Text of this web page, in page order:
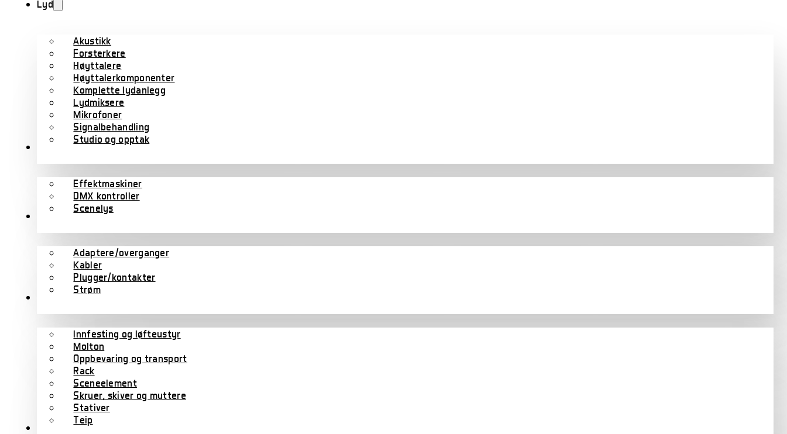
Lyd
Akustikk
Forsterkere
Høyttalere
Høyttalerkomponenter
Komplette lydanlegg
Lydmiksere
Mikrofoner
Signalbehandling
Studio og opptak
Effektmaskiner
DMX kontroller
Scenelys
Adaptere/overganger
Kabler
Plugger/kontakter
Strøm
Scene/rigg
Innfesting og løfteustyr
Molton
Oppbevaring og transport
Rack
Sceneelement
Skruer, skiver og muttere
Stativer
Teip
Tilbehør